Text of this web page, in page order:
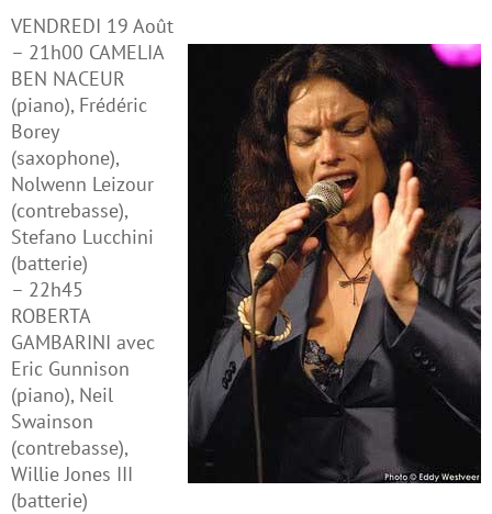
VENDREDI 19 Août
– 21h00 CAMELIA
BEN NACEUR
(piano), Frédéric
Borey
(saxophone),
Nolwenn Leizour
(contrebasse),
Stefano Lucchini
(batterie)
– 22h45
ROBERTA
GAMBARINI avec
Eric Gunnison
(piano), Neil
Swainson
(contrebasse),
Willie Jones III
(batterie)